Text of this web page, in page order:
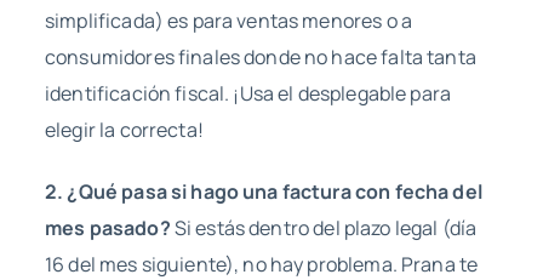
simplificada) es para ventas menores o a
consumidores finales donde no hace falta tanta
identificación fiscal. ¡Usa el desplegable para
elegir la correcta!
2. ¿Qué pasa si hago una factura con fecha del
mes pasado?Si estás dentro del plazo legal (día
16 del mes siguiente), no hay problema. Prana te